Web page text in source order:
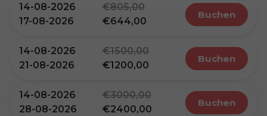
14-08-2026
17-08-2026
805,00
644,00
buchen
14-08-2026
21-08-2026
1500,00
1200,00
buchen
14-08-2026
28-08-2026
3000,00
2400,00
buchen